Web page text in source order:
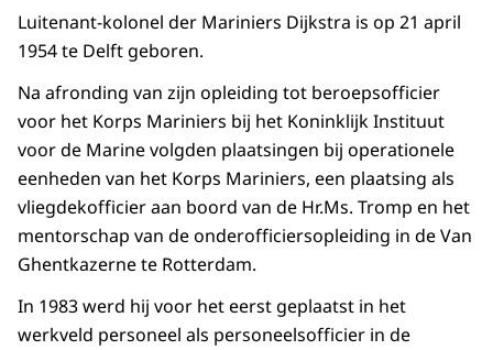
Luitenant-kolonel der Mariniers Dijkstra is op 21 april
1954 te Delft geboren.
Na afronding van zijn opleiding tot beroepsofficier
voor het Korps Mariniers bij het Koninklijk Instituut
voor de Marine volgden plaatsingen bij operationele
eenheden van het Korps Mariniers, een plaatsing als
vliegdekofficier aan boord van de Hr.Ms. Tromp en het
mentorschap van de onderofficiersopleiding in de Van
Ghentkazerne te Rotterdam.
In 1983 werd hij voor het eerst geplaatst in het
werkveld personeel als personeelsofficier in de